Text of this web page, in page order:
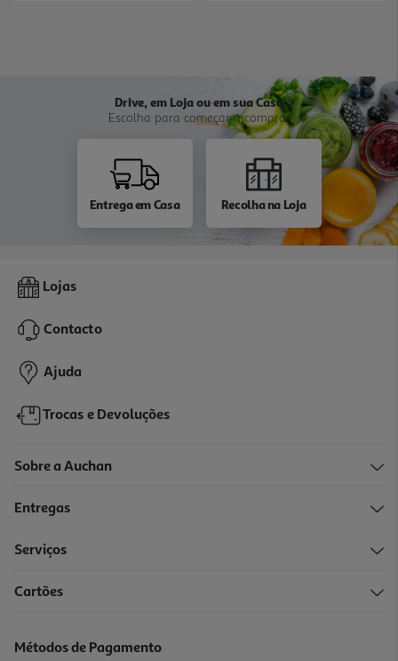
Drive, em Loja ou em sua Casa
Escolha para começar a comprar
Entrega em Casa Recolha na Loja
Lojas
Contacto
Ajuda
Trocas e Devoluções
Sobre a Auchan
Entregas
Serviços
Cartões
Métodos de Pagamento